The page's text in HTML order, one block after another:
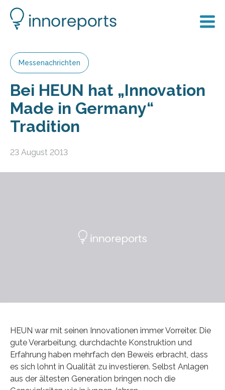
Messenachrichten
Bei HEUN hat „Innovation
Made in Germany“
Tradition
23 August 2013
HEUN war mit seinen Innovationen immer Vorreiter. Die
gute Verarbeitung, durchdachte Konstruktion und
Erfahrung haben mehrfach den Beweis erbracht, dass
es sich lohnt in Qualität zu investieren. Selbst Anlagen
aus der ältesten Generation bringen noch die